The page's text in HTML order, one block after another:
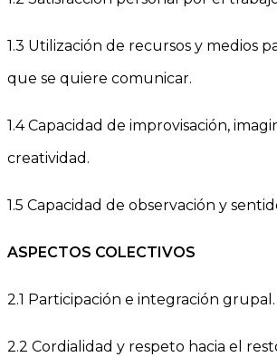
1.3 Utilización de recursos y medios
que se quiere comunicar.
1.4 Capacidad de improvisación,
creatividad.
1.5 Capacidad de observación y
ASPECTOS COLECTIVOS
2.1 Participación e integración grupal.
2.2 Cordialidad y respeto hacia el